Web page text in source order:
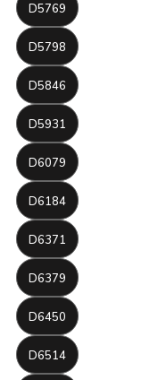
D5769
D5798
D5846
D5931
D6079
D6184
D6371
D6379
D6450
D6514